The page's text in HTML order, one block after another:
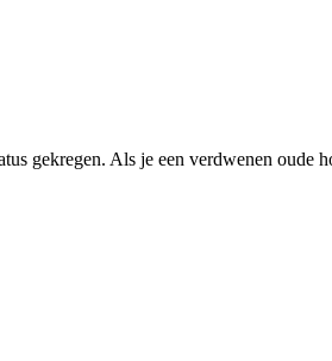
gekregen. Als je een verdwenen oude